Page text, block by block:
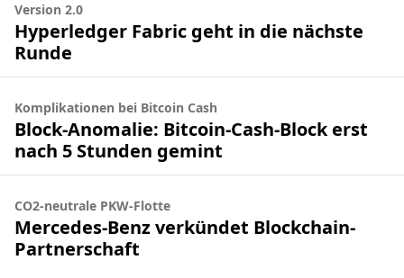
Version 2.0
Hyperledger Fabric geht in die nächste
Runde
Komplikationen bei Bitcoin Cash
Block-Anomalie: Bitcoin-Cash-Block erst
nach 5 Stunden gemint
CO2-neutrale PKW-Flotte
Mercedes-Benz verkündet Blockchain-
Partnerschaft